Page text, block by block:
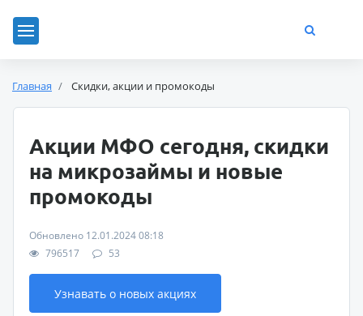
Главная Скидки, акции и промокоды
Акции МФО сегодня, скидки
на микрозаймы и новые
промокоды
Обновлено 12.01.2024 08:18
796517
53
Узнавать о новых акциях